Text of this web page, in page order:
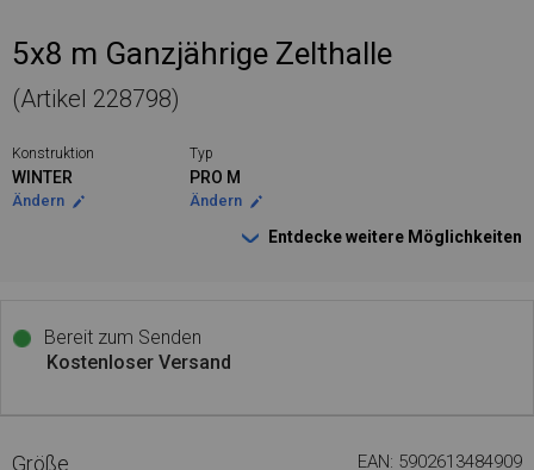
5x8 m Ganzjährige Zelthalle
(Artikel 228798)
Konstruktion
WINTER
Ändern
Typ
PRO M
Ändern
Entdecke weitere Möglichkeiten
Bereit zum Senden
Kostenloser Versand
Größe EAN: 5902613484909